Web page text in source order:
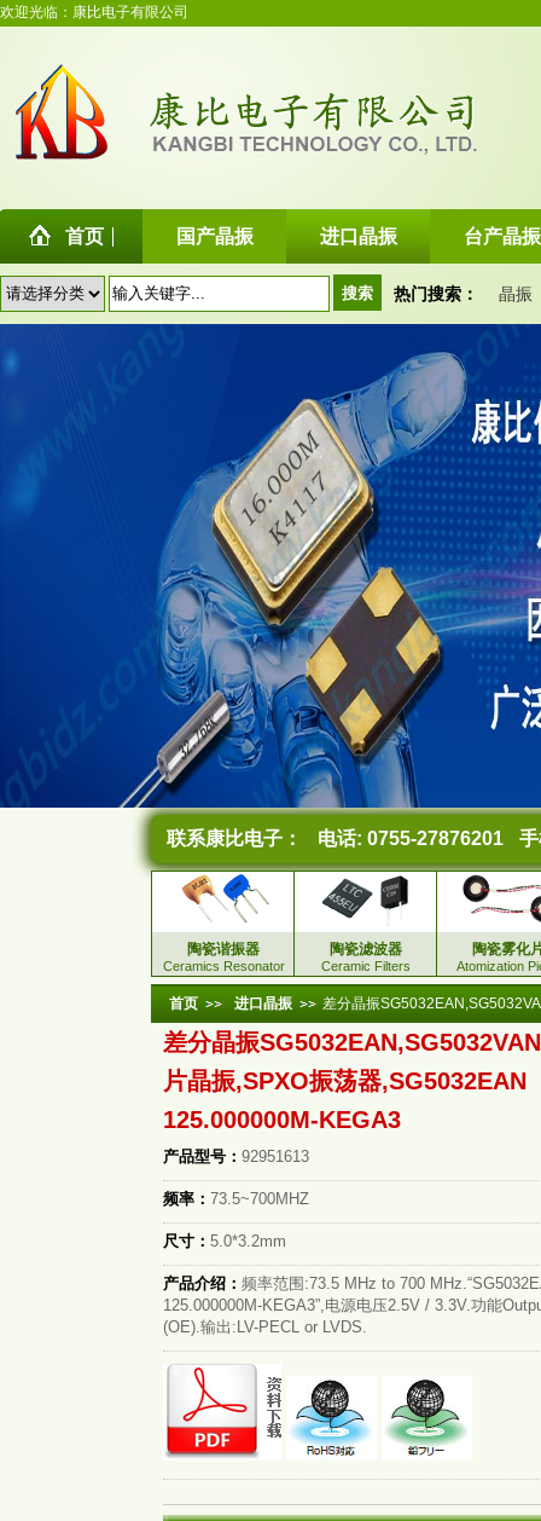
欢迎光临：康比电子有限公司
首页 国产晶振 进口晶振 台产晶振
热门搜索： 晶振
联系康比电子： 电话: 0755-27876201
陶瓷谐振器
Ceramics Resonator
陶瓷滤波器
Ceramic Filters
陶瓷雾化
Atomization
首页 进口晶振 差分晶振
差分晶振
片晶振,SPXO振荡器,SG5032EAN
125.000000M-KEGA3
产品型号： 92951613
频率： 73.5~700MHZ
尺寸： 5.0*3.2mm
产品介绍： 频率范围:73.5 MHz to 700
125.000000M-KEGA3”,电源电压2.5V / 3.3V.功能
(OE).输出:LV-PECL or LVDS.